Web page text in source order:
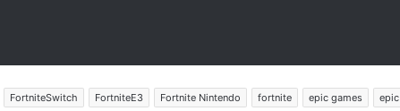
epic
epic games
fortnite
Fortnite Nintendo
FortniteE3
FortniteSwitch